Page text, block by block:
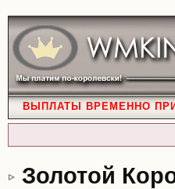
ВЫПЛАТЫ ВРЕМЕННО
Золотой